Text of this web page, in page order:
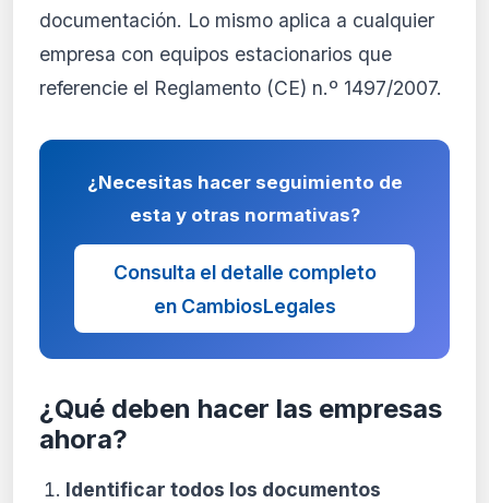
documentación. Lo mismo aplica a cualquier
empresa con equipos estacionarios que
referencie el Reglamento (CE) n.º 1497/2007.
¿Necesitas hacer seguimiento de
esta y otras normativas?
Consulta el detalle completo
en CambiosLegales
¿Qué deben hacer las empresas
ahora?
Identificar todos los documentos